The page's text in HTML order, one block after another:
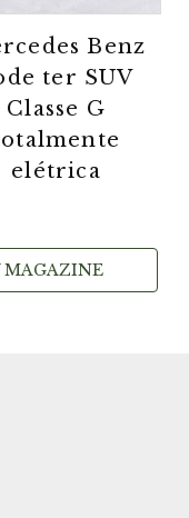
Benz
ter SUV
Classe G
elétrica
MAGAZINE